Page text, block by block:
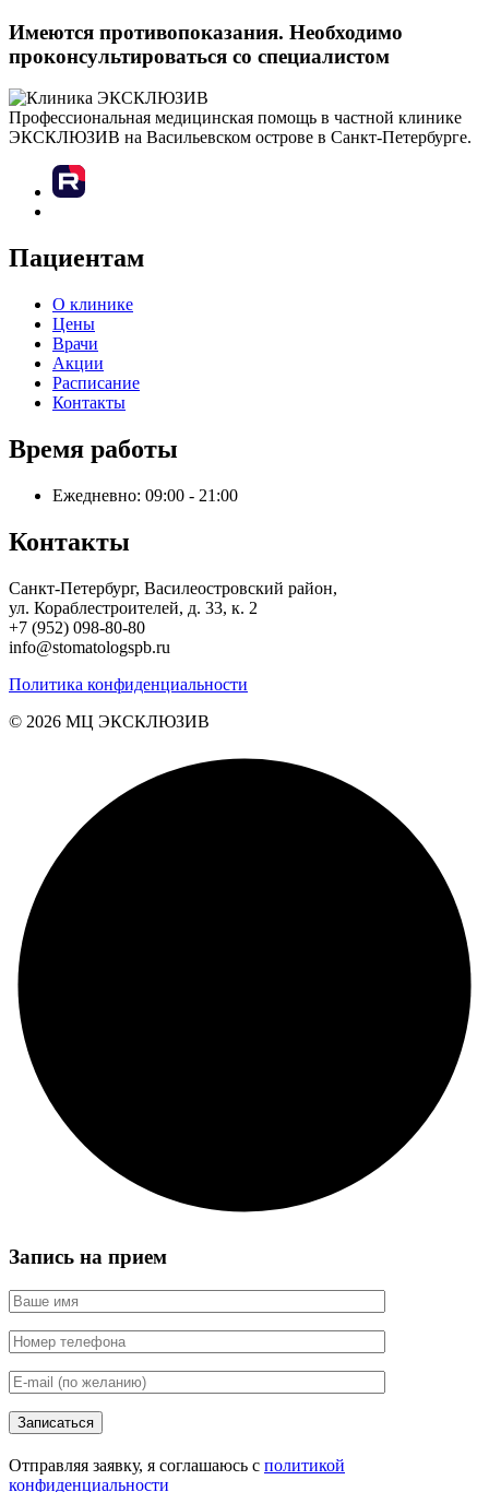
Имеются противопоказания. Необходимо
проконсультироваться со специалистом
Профессиональная медицинская помощь в частной клинике
ЭКСКЛЮЗИВ на Васильевском острове в Санкт-Петербурге.
Пациентам
О клинике
Цены
Врачи
Акции
Расписание
Контакты
Время работы
Ежедневно: 09:00 - 21:00
Контакты
Санкт-Петербург, Василеостровский район,
ул. Кораблестроителей, д. 33, к. 2
+7 (952) 098-80-80
info@stomatologspb.ru
Политика конфиденциальности
© 2026 MЦ ЭКСКЛЮЗИВ
Запись на прием
Записаться
Отправляя заявку, я соглашаюсь с политикой
конфиденциальности